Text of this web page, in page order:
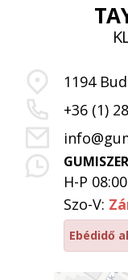
1194
+36 (1)
H-P
Szo-V:
Ebédidő